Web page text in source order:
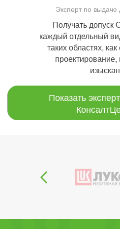
Эксперт по
Получать
каждый отдельный
таких областях,
Показать